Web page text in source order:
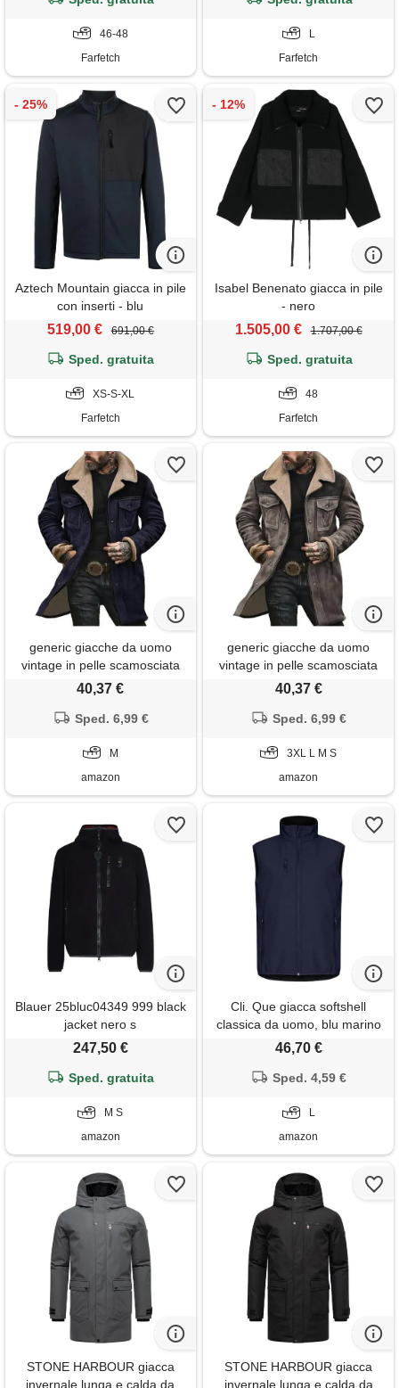
46-48
Farfetch
L
Farfetch
Aztech Mountain giacca in pile
con inserti - blu
519,00 € 691,00 €
Sped. gratuita
XS-S-XL
Farfetch
Isabel Benenato giacca in pile
- nero
1.505,00 € 1.707,00 €
Sped. gratuita
48
Farfetch
generic giacche da uomo
vintage in pelle scamosciata
western, cappotti da cowboy
ecopelle casual, inverno, a
top retrò per esterno, marina
militare
40,37 €
Sped. 6,99 €
M
amazon
generic giacche da uomo
vintage in pelle scamosciata
western da cowboy con
in ecopelle con cerniera a
esterno retrò, grigio, l
40,37 €
Sped. 6,99 €
3XL L M S
amazon
Blauer 25bluc04349 999 black
jacket nero s
247,50 €
Sped. gratuita
M S
amazon
Cli. Que giacca softshell
classica da uomo, blu marino
scuro, l
46,70 €
Sped. 4,59 €
L
amazon
STONE HARBOUR giacca
invernale lunga e calda da
STONE HARBOUR giacca
invernale lunga e calda da